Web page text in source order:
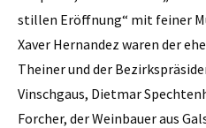
stillen Eröffnung“ mit feiner
Xaver Hernandez waren der
Theiner und der
Vinschgaus, Dietmar
Forcher, der Weinbauer aus